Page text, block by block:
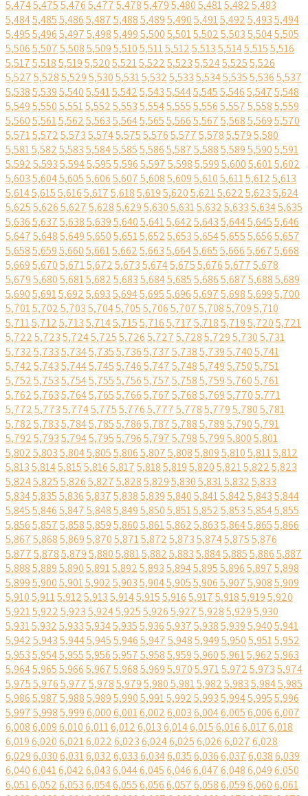
5,4745,4755,4765,4775,4785,4795,4805,4815,4825,483
5,4845,4855,4865,4875,4885,4895,4905,4915,4925,4935,494
5,4955,4965,4975,4985,4995,5005,5015,5025,5035,5045,505
5,5065,5075,5085,5095,5105,5115,5125,5135,5145,5155,516
5,5175,5185,5195,5205,5215,5225,5235,5245,5255,526
5,5275,5285,5295,5305,5315,5325,5335,5345,5355,5365,537
5,5385,5395,5405,5415,5425,5435,5445,5455,5465,5475,548
5,5495,5505,5515,5525,5535,5545,5555,5565,5575,5585,559
5,5605,5615,5625,5635,5645,5655,5665,5675,5685,5695,570
5,5715,5725,5735,5745,5755,5765,5775,5785,5795,580
5,5815,5825,5835,5845,5855,5865,5875,5885,5895,5905,591
5,5925,5935,5945,5955,5965,5975,5985,5995,6005,6015,602
5,6035,6045,6055,6065,6075,6085,6095,6105,6115,6125,613
5,6145,6155,6165,6175,6185,6195,6205,6215,6225,6235,624
5,6255,6265,6275,6285,6295,6305,6315,6325,6335,6345,635
5,6365,6375,6385,6395,6405,6415,6425,6435,6445,6455,646
5,6475,6485,6495,6505,6515,6525,6535,6545,6555,6565,657
5,6585,6595,6605,6615,6625,6635,6645,6655,6665,6675,668
5,6695,6705,6715,6725,6735,6745,6755,6765,6775,678
5,6795,6805,6815,6825,6835,6845,6855,6865,6875,6885,689
5,6905,6915,6925,6935,6945,6955,6965,6975,6985,6995,700
5,7015,7025,7035,7045,7055,7065,7075,7085,7095,710
5,7115,7125,7135,7145,7155,7165,7175,7185,7195,7205,721
5,7225,7235,7245,7255,7265,7275,7285,7295,7305,731
5,7325,7335,7345,7355,7365,7375,7385,7395,7405,741
5,7425,7435,7445,7455,7465,7475,7485,7495,7505,751
5,7525,7535,7545,7555,7565,7575,7585,7595,7605,761
5,7625,7635,7645,7655,7665,7675,7685,7695,7705,771
5,7725,7735,7745,7755,7765,7775,7785,7795,7805,781
5,7825,7835,7845,7855,7865,7875,7885,7895,7905,791
5,7925,7935,7945,7955,7965,7975,7985,7995,8005,801
5,8025,8035,8045,8055,8065,8075,8085,8095,8105,8115,812
5,8135,8145,8155,8165,8175,8185,8195,8205,8215,8225,823
5,8245,8255,8265,8275,8285,8295,8305,8315,8325,833
5,8345,8355,8365,8375,8385,8395,8405,8415,8425,8435,844
5,8455,8465,8475,8485,8495,8505,8515,8525,8535,8545,855
5,8565,8575,8585,8595,8605,8615,8625,8635,8645,8655,866
5,8675,8685,8695,8705,8715,8725,8735,8745,8755,876
5,8775,8785,8795,8805,8815,8825,8835,8845,8855,8865,887
5,8885,8895,8905,8915,8925,8935,8945,8955,8965,8975,898
5,8995,9005,9015,9025,9035,9045,9055,9065,9075,9085,909
5,9105,9115,9125,9135,9145,9155,9165,9175,9185,9195,920
5,9215,9225,9235,9245,9255,9265,9275,9285,9295,930
5,9315,9325,9335,9345,9355,9365,9375,9385,9395,9405,941
5,9425,9435,9445,9455,9465,9475,9485,9495,9505,9515,952
5,9535,9545,9555,9565,9575,9585,9595,9605,9615,9625,963
5,9645,9655,9665,9675,9685,9695,9705,9715,9725,9735,974
5,9755,9765,9775,9785,9795,9805,9815,9825,9835,9845,985
5,9865,9875,9885,9895,9905,9915,9925,9935,9945,9955,996
5,9975,9985,9996,0006,0016,0026,0036,0046,0056,0066,007
6,0086,0096,0106,0116,0126,0136,0146,0156,0166,0176,018
6,0196,0206,0216,0226,0236,0246,0256,0266,0276,028
6,0296,0306,0316,0326,0336,0346,0356,0366,0376,0386,039
6,0406,0416,0426,0436,0446,0456,0466,0476,0486,0496,050
6,0516,0526,0536,0546,0556,0566,0576,0586,0596,0606,061